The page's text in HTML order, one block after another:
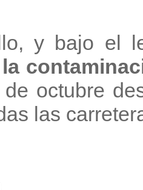
y bajo el
de octubre
las